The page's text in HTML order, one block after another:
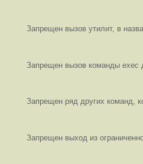
Запрещен вызов утилит, в
Запрещен вызов команды exec
Запрещен ряд других команд,
Запрещен выход из